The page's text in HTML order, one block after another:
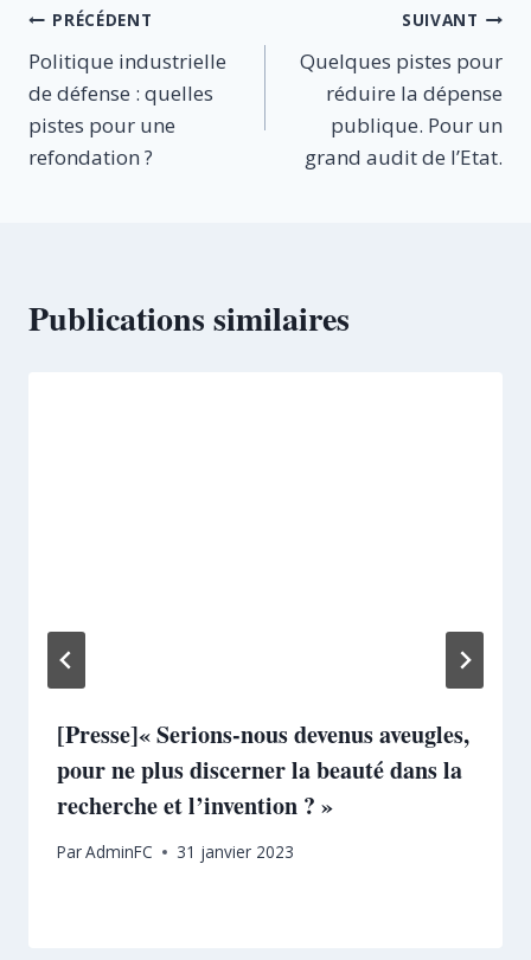
Navigation
de
l’article
PRÉCÉDENT
Politique industrielle
de défense : quelles
pistes pour une
refondation ?
SUIVANT
Quelques pistes pour
réduire la dépense
publique. Pour un
grand audit de l’Etat.
Publications similaires
[Presse]« Serions-nous devenus aveugles,
pour ne plus discerner la beauté dans la
recherche et l’invention ? »
ParAdminFC 31 janvier 2023